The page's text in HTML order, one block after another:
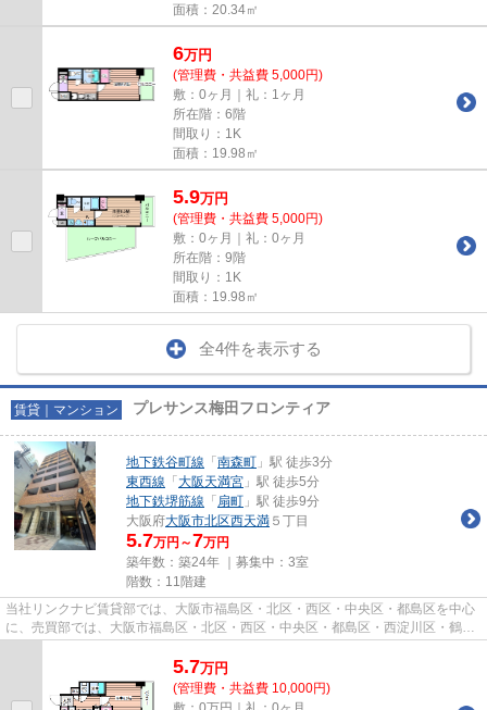
面積：20.34㎡
6万円
(管理費・共益費 5,000円)
敷：0ヶ月｜礼：1ヶ月
所在階：6階
間取り：1K
面積：19.98㎡
5.9万円
(管理費・共益費 5,000円)
敷：0ヶ月｜礼：0ヶ月
所在階：9階
間取り：1K
面積：19.98㎡
全4件を表示する
賃貸｜マンション プレサンス梅田フロンティア
地下鉄谷町線 「 南森町 」駅 徒歩3分
東西線 「 大阪天満宮 」駅 徒歩5分
地下鉄堺筋線 「 扇町 」駅 徒歩9分
大阪府大阪市北区西天満 ５丁目
5.7万円～7万円
築年数：築24年 ｜募集中： 3室
階数：11階建
当社リンクナビ賃貸部では、大阪市福島区・北区・西区・中央区・都島区を中心
に、売買部では、大阪市福島区・北区・西区・中央区・都島区・西淀川区・鶴見
5.7万円
(管理費・共益費 10,000円)